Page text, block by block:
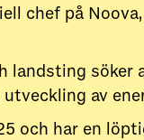
chef på
landsting söker
av
och har en